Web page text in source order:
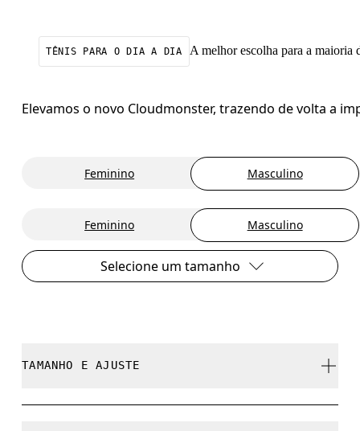
TÊNIS PARA O DIA A DIA A melhor escolha para a maioria
Elevamos o novo Cloudmonster, trazendo de volta a
Feminino Masculino
Feminino Masculino
Selecione um tamanho
TAMANHO E AJUSTE